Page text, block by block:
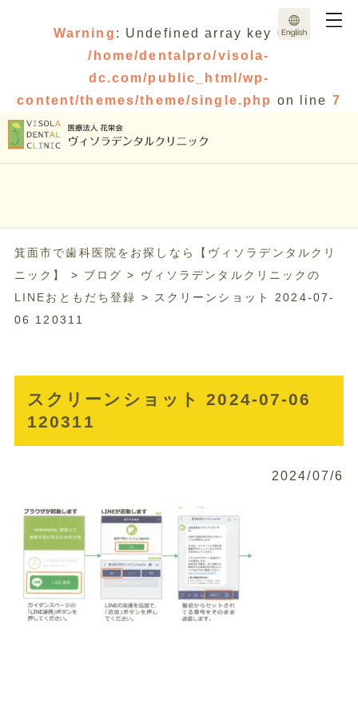
Warning : Undefined array key 0 in
/home/dentalpro/visola-
dc.com/public_html/wp-
content/themes/theme/single.php on line 7
箕面市で歯科医院をお探しなら【ヴィソラデンタルクリ
ニック】
> ブログ > ヴィソラデンタルクリニックの
LINEおともだち登録 >
スクリーンショット 2024-07-
06 120311
スクリーンショット 2024-07-06
120311
2024/07/6